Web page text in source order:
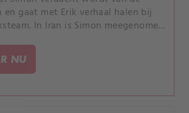
gaat met Erik verhaal halen bij
In Iran is Simon meegenomen
NU